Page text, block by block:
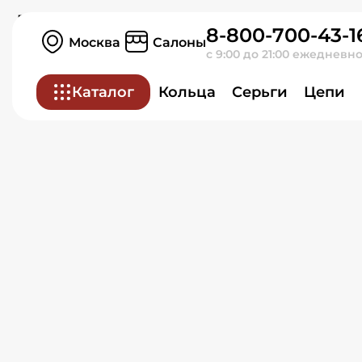
Москва Салоны8-800-700-43-
с 9:00 до 21:00
Каталог Кольца Серьги Цепи
Кольцо из красного